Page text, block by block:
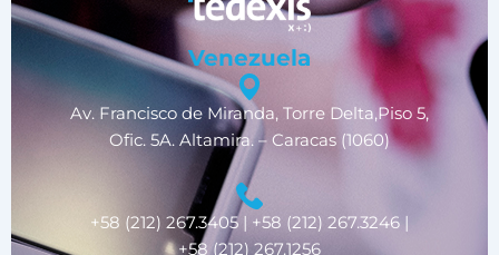
Venezuela
Av. Francisco de Miranda, Torre Delta,Piso 5,
Ofic. 5A. Altamira. – Caracas (1060)
+58 (212) 267.3405 | +58 (212) 267.3246 |
+58 (212) 267.1256